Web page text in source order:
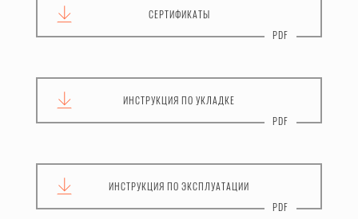
СЕРТИФИКАТЫ
ИНСТРУКЦИЯ ПО УКЛАДКЕ
ИНСТРУКЦИЯ ПО ЭКСПЛУАТАЦИИ